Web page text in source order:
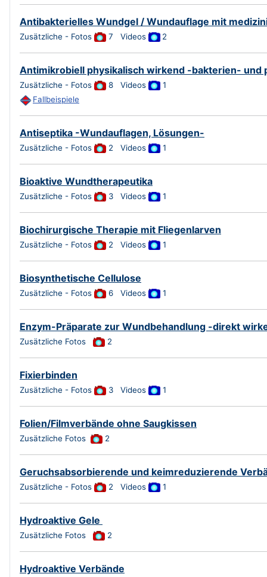
Antibakterielles Wundgel / Wundauflage mit
Zusätzliche - Fotos 7 Videos 2
Antimikrobiell physikalisch wirkend -bakterien- und
Zusätzliche - Fotos 8 Videos
1
Fallbeispiele
Antiseptika -Wundauflagen, Lösungen-
Zusätzliche - Fotos 2 Videos 1
Bioaktive Wundtherapeutika
Zusätzliche - Fotos 3 Videos 1
Biochirurgische Therapie mit Fliegenlarven
Zusätzliche - Fotos 2 Videos 1
Biosynthetische Cellulose
Zusätzliche - Fotos 6 Videos 1
Enzym-Präparate zur Wundbehandlung -direkt
Zusätzliche Fotos 2
Fixierbinden
Zusätzliche - Fotos 3 Videos 1
Folien/Filmverbände ohne Saugkissen
Zusätzliche Fotos 2
Geruchsabsorbierende und keimreduzierende
Zusätzliche - Fotos 2 Videos 1
Hydroaktive Gele
Zusätzliche Fotos 2
Hydroaktive Verbände